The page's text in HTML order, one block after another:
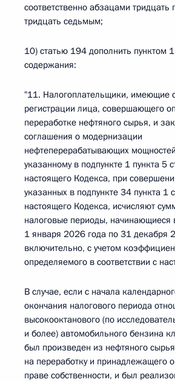
соответственно абзацами тридцать
тридцать седьмым;
10) статью 194 дополнить пунктом
содержания:
"11. Налогоплательщики, имеющие
регистрации лица, совершающего
переработке нефтяного сырья, и
соглашения о модернизации
нефтеперерабатывающих
указанному в подпункте 1 пункта 5
настоящего Кодекса, при
указанных в подпункте 34 пункта 1
настоящего Кодекса, исчисляют
налоговые периоды, начинающиеся
1 января 2026 года по 31 декабря
включительно, с учетом
определяемого в соответствии с
В случае, если с начала
окончания налогового периода
высокооктанового (по
и более) автомобильного бензина
был произведен из нефтяного
на переработку и принадлежащего
праве собственности, и был